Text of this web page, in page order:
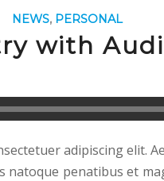
NEWS, PERSONAL
with
adipiscing elit.
natoque penatibus et